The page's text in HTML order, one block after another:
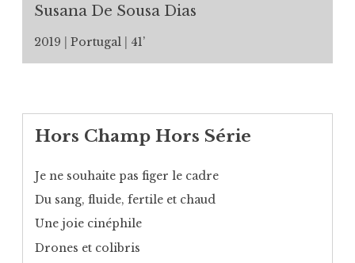
Susana De Sousa Dias
2019 Portugal 41’
Hors Champ Hors Série
Je ne souhaite pas figer le cadre
Du sang, fluide, fertile et chaud
Une joie cinéphile
Drones et colibris